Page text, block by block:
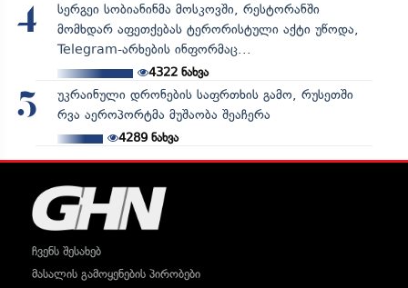
4
სერგეი სობიანინმა მოსკოვში, რესტორანში
მომხდარ აფეთქებას ტერორისტული აქტი უწოდა,
Telegram-არხების ინფორმაც...
4322ნახვა
5
უკრაინული დრონების საფრთხის გამო, რუსეთში
რვა აეროპორტმა მუშაობა შეაჩერა
4289ნახვა
ჩვენს შესახებ
მასალის გამოყენების პირობები